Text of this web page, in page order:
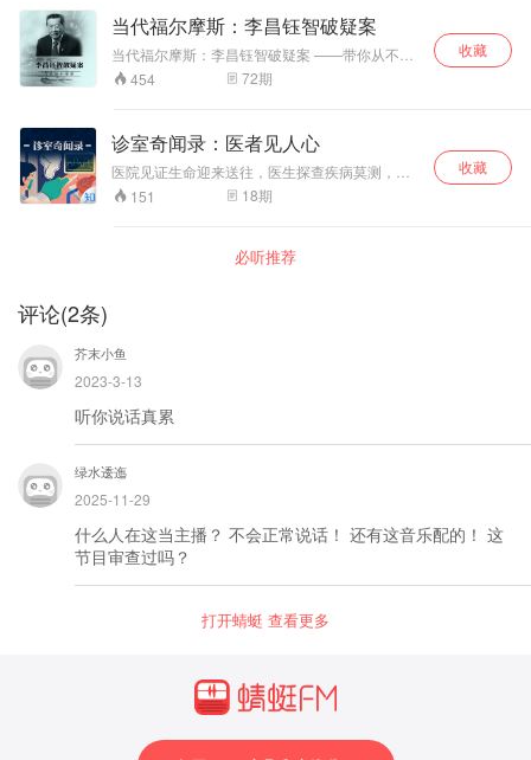
活的希望，重新燃
起生活的热情。 在
任何时候，我们都
要记住，矜持不懈
精彩，加油！朋
友！
年，我见过数百起稀奇古怪的案件，但你要问
我，最值得讲的奇案是哪个？ ——就是本专辑的
这 8 个，件件都是堪称「完美」的犯罪
当代福尔摩斯：李昌钰智破疑案
当代福尔摩斯：李昌钰智破疑案 ——带你从不同
的角度认识李昌钰 李昌钰先生的任何的一滴汗水
都不会白流，每一次付出都会有回报，他先后破
刑事案件，并获得了八百多个奖章，以及二十多
个荣誉博士的称号，西方媒体记者，称李博士
为“当代的福尔摩斯”，还有“现场重建之王”。 精心
选取经典案例 ——破解谜案，讲述最真实的案情
碎木机灭尸案，辛普森杀妻案、女中学生焦尸
着“正义一定战胜邪恶”的公理和正义。 超值内
种孜孜不倦的工作态度，让李昌钰践行了“使不可
能成为可能”的人生格言。
454 72期
收藏
诊室奇闻录：医者见人心
医院见证生命迎来送往，医生探查疾病莫测，人
性幽微。这里有教科书中没写到的 1% 罕见情
况，和人生中鲜有的悲喜得失。本专辑中，来自
心动魄、啼笑皆非的生死故事。
151 18期
收藏
必听推荐
评论(2条)
芥末小鱼
2023-3-13
听你说话真累
绿水逶迤
2025-11-29
什么人在这当主播？ 不会正常说话！ 还有这音乐配的！ 这
节目审查过吗？
打开蜻蜓 查看更多